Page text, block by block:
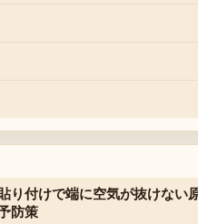
り付けで端に空気が抜けない
防策